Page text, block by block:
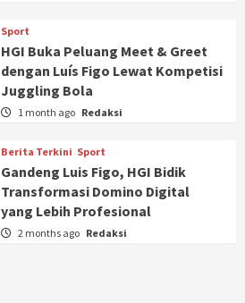
Sport
HGI Buka Peluang Meet & Greet
dengan Luís Figo Lewat Kompetisi
Juggling Bola
1 month ago Redaksi
Berita Terkini Sport
Gandeng Luis Figo, HGI Bidik
Transformasi Domino Digital
yang Lebih Profesional
2 months ago Redaksi